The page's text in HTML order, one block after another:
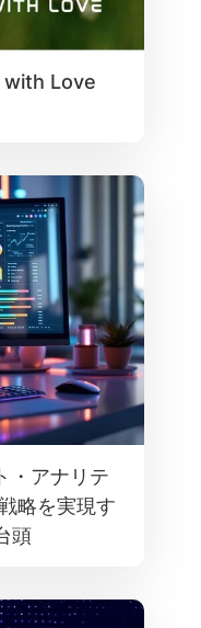
with Love
・アナリテ
略を実現す
頭